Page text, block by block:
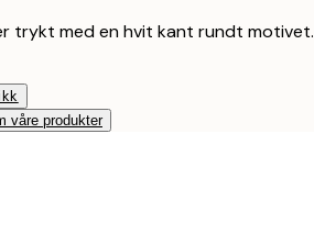
trykt med en hvit kant rundt motivet.
våre produkter